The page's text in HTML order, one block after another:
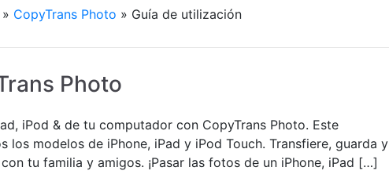
» CopyTrans Photo » Guía de utilización
Photo
iPod & de tu computador con CopyTrans Photo. Este
modelos de iPhone, iPad y iPod Touch. Transfiere, guarda y
tu familia y amigos. ¡Pasar las fotos de un iPhone, iPad […]